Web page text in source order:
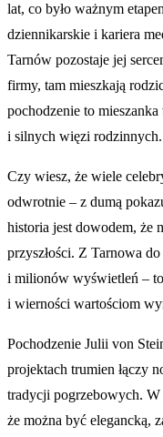
lat, co było ważnym
dziennikarskie i kariera
Tarnów pozostaje jej
firmy, tam mieszkają
pochodzenie to
i silnych więzi rodzinnych.
Czy wiesz, że wiele
odwrotnie – z dumą
historia jest dowodem, że
przyszłości. Z Tarnowa
i milionów wyświetleń –
i wierności wartościom
Pochodzenie Julii von
projektach trumien łączy
tradycji pogrzebowych. W
że można być elegancką,